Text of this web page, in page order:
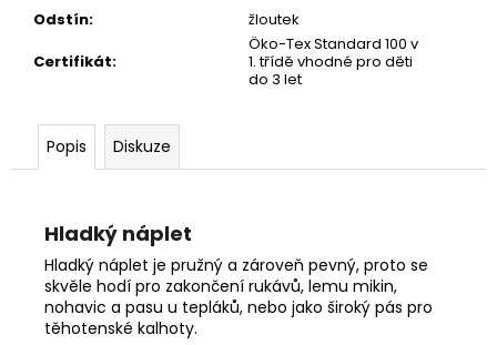
Odstín:
žloutek
Certifikát:
Öko-Tex Standard 100 v
1. třídě vhodné pro děti
do 3 let
Popis Diskuze
Hladký náplet
Hladký náplet je pružný a zároveň pevný, proto se
skvěle hodí pro zakončení rukávů, lemu mikin,
nohavic a pasu u tepláků, nebo jako široký pás pro
těhotenské kalhoty.
m